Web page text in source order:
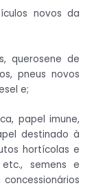
novos da
querosene de
pneus novos
e;
papel imune,
destinado à
hortícolas e
semens e